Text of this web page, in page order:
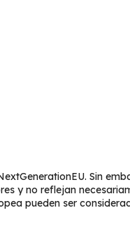
Sin
y no reflejan
pueden ser